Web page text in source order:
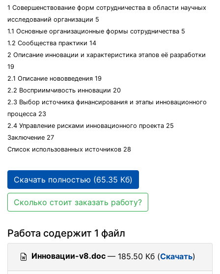
1 Совершенствование форм сотрудничества в области научных
исследований организации 5
1.1 Основные организационные формы сотрудничества 5
1.2 Сообщества практики 14
2 Описание инновации и характеристика этапов её разработки
19
2.1 Описание нововведения 19
2.2 Восприимчивость инновации 20
2.3 Выбор источника финансирования и этапы инновационного
процесса 23
2.4 Управление рисками инновационного проекта 25
Заключение 27
Список использованных источников 28
Скачать полностью (65.35 Кб)
Сколько стоит заказать работу?
Работа содержит 1 файл
Инновации-v8.doc — 185.50 Кб (Скачать)